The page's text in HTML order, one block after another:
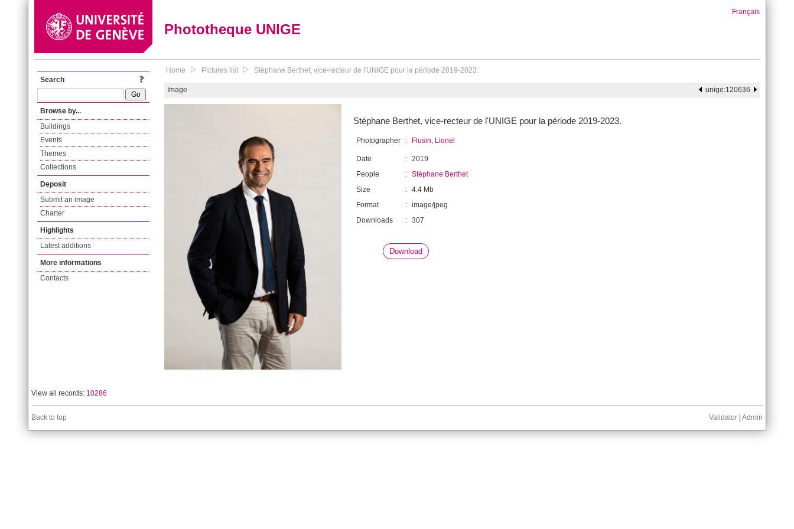
Phototheque UNIGE
Français
Search
Browse by...
Buildings
Events
Themes
Collections
Deposit
Submit an image
Charter
Highlights
Latest additions
More informations
Contacts
Home Pictures list Stéphane Berthet, vice-recteur de l'UNIGE pour la période 2019-2023.
Image unige:120636
Stéphane Berthet, vice-recteur de l'UNIGE pour la période 2019-2023.
Photographer : Flusin, Lionel
Date : 2019
People
: Stéphane Berthet
Size
: 4.4 Mb
Format
: image/jpeg
Downloads
: 307
Download
View all records: 10286
Back to top Validator Admin